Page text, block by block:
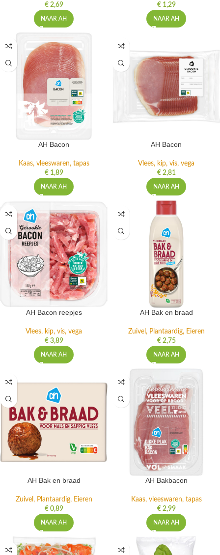
€2,69
NAAR AH
€1,29
NAAR AH
AH Bacon
Kaas, vleeswaren, tapas
€1,89
NAAR AH
AH Bacon
Vlees, kip, vis, vega
€2,81
NAAR AH
AH Bacon reepjes
Vlees, kip, vis, vega
€3,89
NAAR AH
AH Bak en braad
Zuivel, Plantaardig, Eieren
€2,75
NAAR AH
AH Bak en braad
Zuivel, Plantaardig, Eieren
€0,89
NAAR AH
AH Bakbacon
Kaas, vleeswaren, tapas
€2,99
NAAR AH